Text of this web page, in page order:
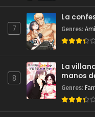
7
La
Genres:
8
La
manos
Genres: